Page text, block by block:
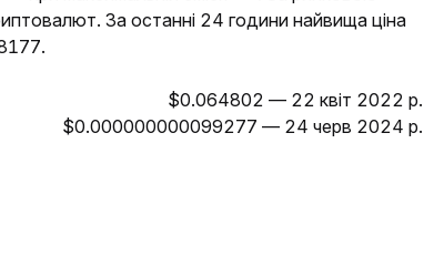
За останні 24 години найвища ціна
$0.064802 — 22 квіт 2022 р.
$0.000000000099277 — 24 черв 2024 р.